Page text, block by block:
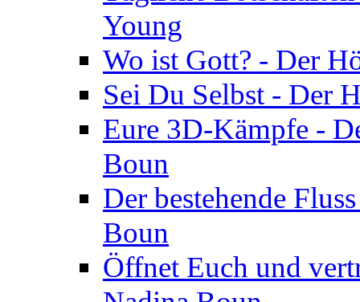
Young
Wo ist Gott? - Der
Sei Du Selbst - Der
Eure 3D-Kämpfe -
Boun
Der bestehende
Boun
Öffnet Euch und